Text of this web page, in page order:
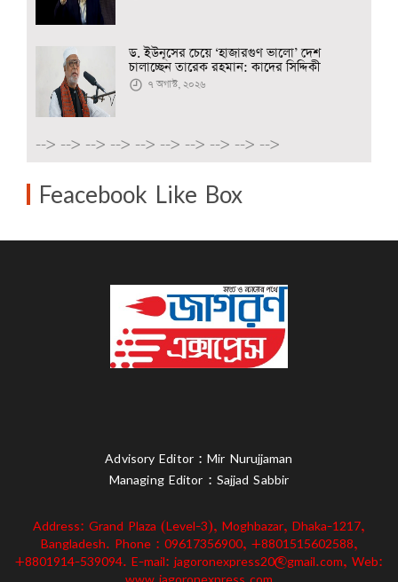
ড. ইউনূসের চেয়ে ‘হাজারগুণ ভালো’ দেশ
চালাচ্ছেন তারেক রহমান: কাদের সিদ্দিকী
৭ অগাস্ট, ২০২৬
--> --> --> --> --> --> --> --> --> -->
Feacebook Like Box
Advisory Editor : Mir Nurujjaman
Managing Editor : Sajjad Sabbir
Address: Grand Plaza (Level-3), Moghbazar, Dhaka-1217,
Bangladesh. Phone : 09617356900, +8801515602588,
+8801914-539094. E-mail: jagoronexpress20@gmail.com, Web: